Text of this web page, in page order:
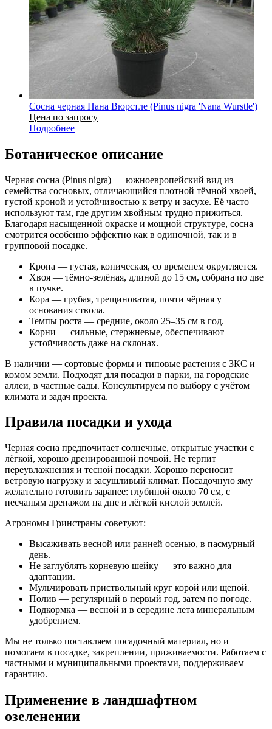
Сосна черная Нана Вюрстле (Pinus nigra 'Nana Wurstle')
Цена по запросу
Подробнее
Ботаническое описание
Черная сосна (Pinus nigra) — южноевропейский вид из
семейства сосновых, отличающийся плотной тёмной хвоей,
густой кроной и устойчивостью к ветру и засухе. Её часто
используют там, где другим хвойным трудно прижиться.
Благодаря насыщенной окраске и мощной структуре, сосна
смотрится особенно эффектно как в одиночной, так и в
групповой посадке.
Крона — густая, коническая, со временем округляется.
Хвоя — тёмно-зелёная, длиной до 15 см, собрана по две
в пучке.
Кора — грубая, трещиноватая, почти чёрная у
основания ствола.
Темпы роста — средние, около 25–35 см в год.
Корни — сильные, стержневые, обеспечивают
устойчивость даже на склонах.
В наличии — сортовые формы и типовые растения с ЗКС и
комом земли. Подходят для посадки в парки, на городские
аллеи, в частные сады. Консультируем по выбору с учётом
климата и задач проекта.
Правила посадки и ухода
Черная сосна предпочитает солнечные, открытые участки с
лёгкой, хорошо дренированной почвой. Не терпит
переувлажнения и тесной посадки. Хорошо переносит
ветровую нагрузку и засушливый климат. Посадочную яму
желательно готовить заранее: глубиной около 70 см, с
песчаным дренажом на дне и лёгкой кислой землёй.
Агрономы Гринстраны советуют:
Высаживать весной или ранней осенью, в пасмурный
день.
Не заглублять корневую шейку — это важно для
адаптации.
Мульчировать приствольный круг корой или щепой.
Полив — регулярный в первый год, затем по погоде.
Подкормка — весной и в середине лета минеральным
удобрением.
Мы не только поставляем посадочный материал, но и
помогаем в посадке, закреплении, приживаемости. Работаем с
частными и муниципальными проектами, поддерживаем
гарантию.
Применение в ландшафтном
озеленении